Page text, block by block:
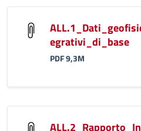
egrativi_di_base
PDF 9,3M